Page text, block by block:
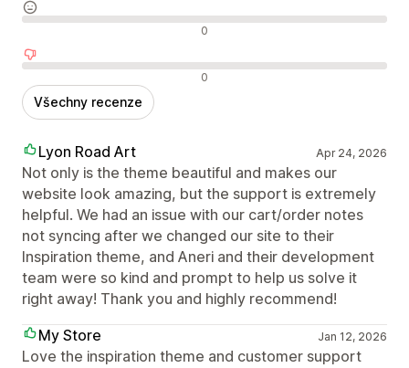
Neutrální recenze 0
Negativní recenze 0
Všechny recenze
Lyon Road Art Apr 24, 2026
Not only is the theme beautiful and makes our
website look amazing, but the support is extremely
helpful. We had an issue with our cart/order notes
not syncing after we changed our site to their
Inspiration theme, and Aneri and their development
team were so kind and prompt to help us solve it
right away! Thank you and highly recommend!
My Store
Jan 12, 2026
Love the inspiration theme and customer support